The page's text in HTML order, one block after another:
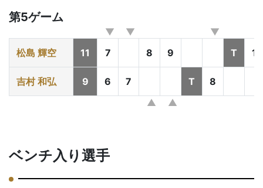
第5ゲーム
松島 輝空 11 7 8 9 T 10
吉村 和弘 9 6 7 T 8
ベンチ入り選手